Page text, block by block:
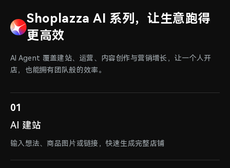
Shoplazza AI 系列，让生意跑得
更高效
AI Agent 覆盖建站、运营、内容创作与营销增长，让一个人开
店，也能拥有团队般的效率。
01
AI 建站
输入想法、商品图片或链接，快速生成完整店铺